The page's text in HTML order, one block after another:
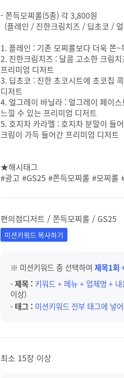
- 쫀득모찌롤(5종) 각 3,800원
(플레인 / 진한크림치즈 / 딥초코 /
1. 플레인 : 기존 모찌롤보다 더욱 쫀
2. 진한크림치즈 : 달콤 고소한 크림
프리미엄 디저트
3. 딥초코 : 진한 초코시트에 초코칩
디저트
4. 얼그레이 바닐라 : 얼그레이 페이
느낄 수 있는 프리미엄 디저트
5. 호지차 카라멜 : 호지차 분말이 들
크림이 가득 들어간 프리미엄 디저트
★해시태그
#광고 #GS25 #쫀득모찌롤 #모찌롤
편의점디저트 / 쫀득모찌롤 / GS25
미션키워드 복사하기
※ 미션키워드 중 선택하여 제목1회
-제목 : 키워드 + 메뉴 + 업체명 +
이상)
- 태그 : 미션키워드 전부 태그에 넣
최소 15장 이상